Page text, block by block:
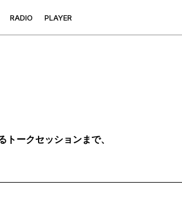
RADIO PLAYER
ークセッションまで、